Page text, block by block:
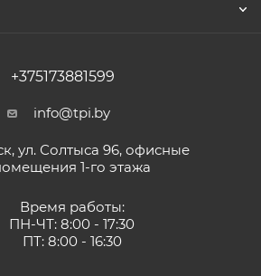
+375173881599
info@tpi.by
ул. Солтыса 96, офисные
1-го этажа
Время работы:
ПН-ЧТ: 8:00 - 17:30
ПТ: 8:00 - 16:30